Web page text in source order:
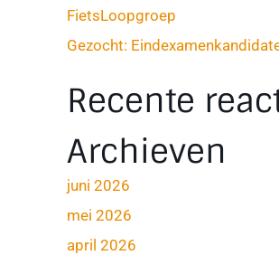
FietsLoopgroep
Gezocht:
Recente
Archieven
juni 2026
mei 2026
april 2026